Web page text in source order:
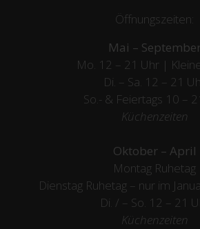
Öffnungszeiten:
Mai –
Mo. 12 – 21 Uhr |
Di. – Sa. 12 – 21
So.- & Feiertags 10 –
Küchenzeiten
Oktober – April
Montag Ruhetag
Dienstag Ruhetag – nur im
Di. / – So. 12 – 21
Küchenzeiten